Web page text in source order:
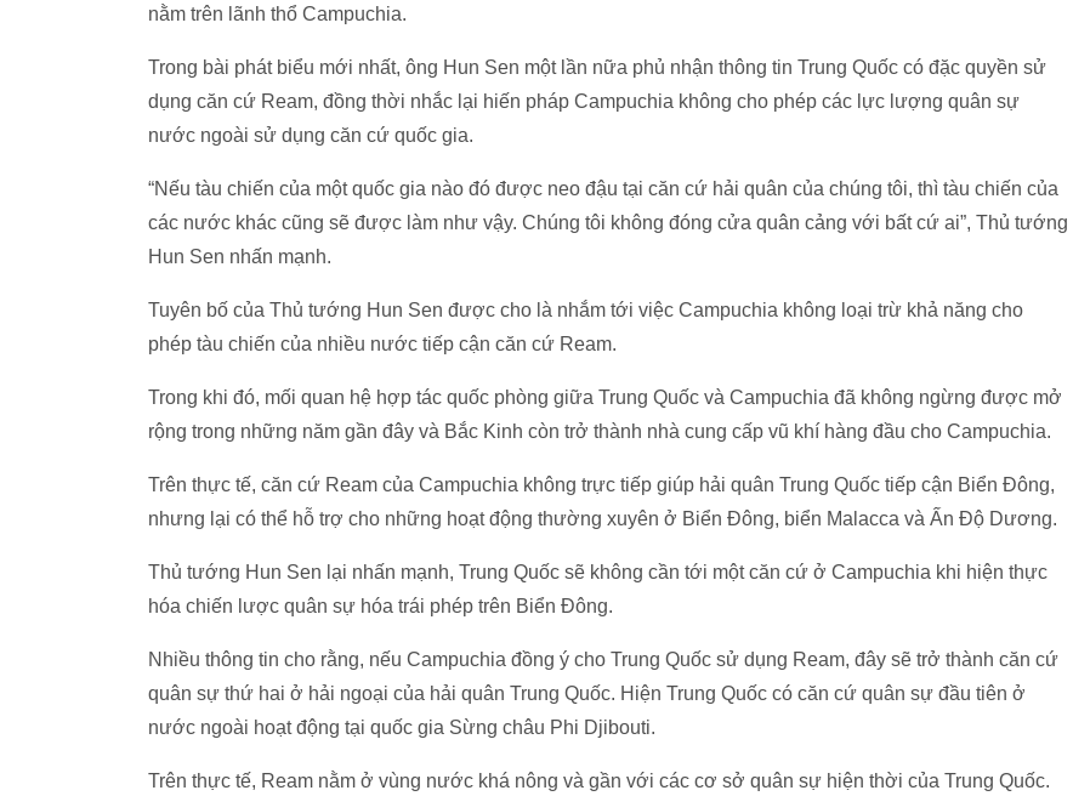
nằm trên lãnh thổ Campuchia.
Trong bài phát biểu mới nhất, ông Hun Sen một lần nữa phủ nhận thông tin Trung Quốc có đặc quyền sử
dụng căn cứ Ream, đồng thời nhắc lại hiến pháp Campuchia không cho phép các lực lượng quân sự
nước ngoài sử dụng căn cứ quốc gia.
“Nếu tàu chiến của một quốc gia nào đó được neo đậu tại căn cứ hải quân của chúng tôi, thì tàu chiến của
các nước khác cũng sẽ được làm như vậy. Chúng tôi không đóng cửa quân cảng với bất cứ ai”, Thủ tướng
Hun Sen nhấn mạnh.
Tuyên bố của Thủ tướng Hun Sen được cho là nhắm tới việc Campuchia không loại trừ khả năng cho
phép tàu chiến của nhiều nước tiếp cận căn cứ Ream.
Trong khi đó, mối quan hệ hợp tác quốc phòng giữa Trung Quốc và Campuchia đã không ngừng được mở
rộng trong những năm gần đây và Bắc Kinh còn trở thành nhà cung cấp vũ khí hàng đầu cho Campuchia.
Trên thực tế, căn cứ Ream của Campuchia không trực tiếp giúp hải quân Trung Quốc tiếp cận Biển Đông,
nhưng lại có thể hỗ trợ cho những hoạt động thường xuyên ở Biển Đông, biển Malacca và Ấn Độ Dương.
Thủ tướng Hun Sen lại nhấn mạnh, Trung Quốc sẽ không cần tới một căn cứ ở Campuchia khi hiện thực
hóa chiến lược quân sự hóa trái phép trên Biển Đông.
Nhiều thông tin cho rằng, nếu Campuchia đồng ý cho Trung Quốc sử dụng Ream, đây sẽ trở thành căn cứ
quân sự thứ hai ở hải ngoại của hải quân Trung Quốc. Hiện Trung Quốc có căn cứ quân sự đầu tiên ở
nước ngoài hoạt động tại quốc gia Sừng châu Phi Djibouti.
Trên thực tế, Ream nằm ở vùng nước khá nông và gần với các cơ sở quân sự hiện thời của Trung Quốc.